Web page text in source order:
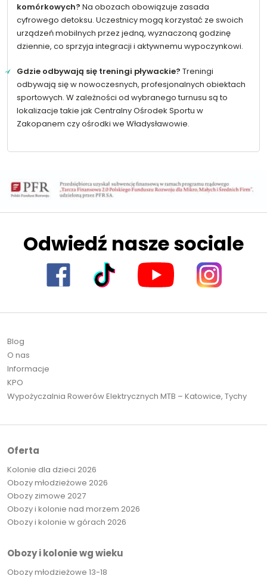
komórkowych? Na obozach obowiązuje zasada
cyfrowego detoksu. Uczestnicy mogą korzystać ze swoich
urządzeń mobilnych przez jedną, wyznaczoną godzinę
dziennie, co sprzyja integracji i aktywnemu wypoczynkowi.
Gdzie odbywają się treningi pływackie? Treningi
odbywają się w nowoczesnych, profesjonalnych obiektach
sportowych. W zależności od wybranego turnusu są to
lokalizacje takie jak Centralny Ośrodek Sportu w
Zakopanem czy ośrodki we Władysławowie.
Odwiedź nasze sociale
Blog
O nas
Informacje
KPO
Wypożyczalnia Rowerów Elektrycznych MTB – Katowice, Tychy
Oferta
Kolonie dla dzieci 2026
Obozy młodzieżowe 2026
Obozy zimowe 2027
Obozy i kolonie nad morzem 2026
Obozy i kolonie w górach 2026
Obozy i kolonie wg wieku
Obozy młodzieżowe 13-18